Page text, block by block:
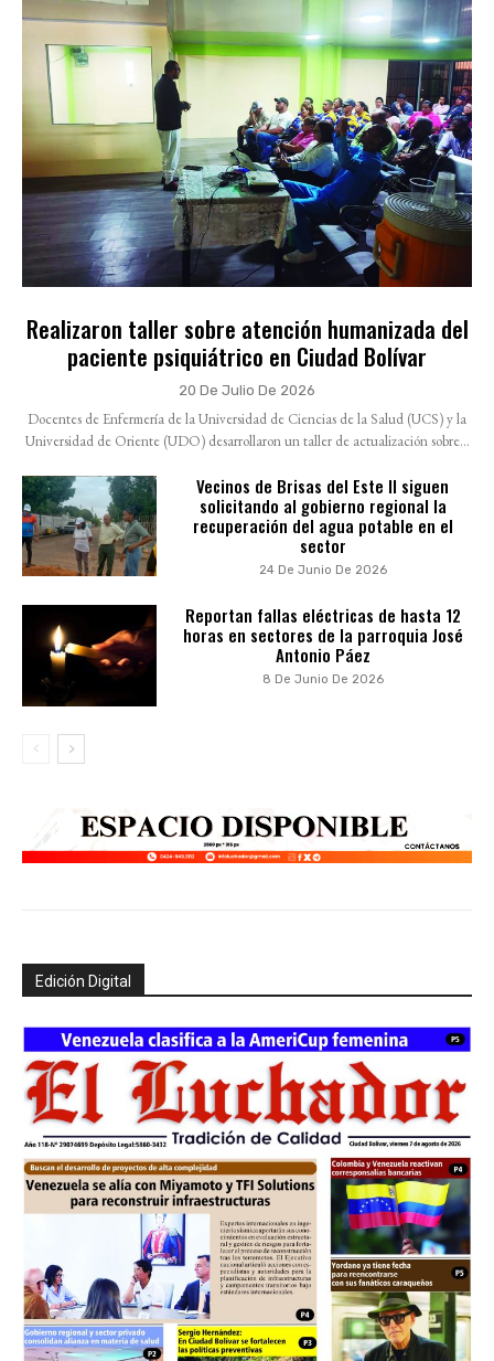
Realizaron taller sobre atención humanizada del
paciente psiquiátrico en Ciudad Bolívar
20 De Julio De 2026
Docentes de Enfermería de la Universidad de Ciencias de la Salud (UCS) y la
Universidad de Oriente (UDO) desarrollaron un taller de actualización sobre...
Vecinos de Brisas del Este II siguen
solicitando al gobierno regional la
recuperación del agua potable en el
sector
24 De Junio De 2026
Reportan fallas eléctricas de hasta 12
horas en sectores de la parroquia José
Antonio Páez
8 De Junio De 2026
Edición Digital